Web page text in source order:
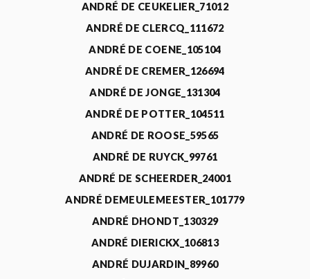
ANDRÉ DE CEUKELIER_71012
ANDRÉ DE CLERCQ_111672
ANDRÉ DE COENE_105104
ANDRÉ DE CREMER_126694
ANDRÉ DE JONGE_131304
ANDRÉ DE POTTER_104511
ANDRÉ DE ROOSE_59565
ANDRÉ DE RUYCK_99761
ANDRÉ DE SCHEERDER_24001
ANDRÉ DEMEULEMEESTER_101779
ANDRÉ DHONDT_130329
ANDRÉ DIERICKX_106813
ANDRÉ DUJARDIN_89960